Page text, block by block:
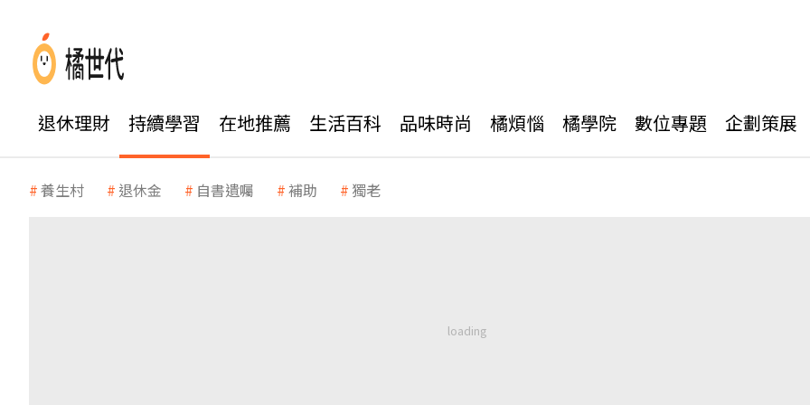
退休理財 持續學習 在地推薦 生活百科 品味時尚 橘煩惱 橘學院 數位專題 企劃策展
養生村 退休金 自書遺囑 補助 獨老